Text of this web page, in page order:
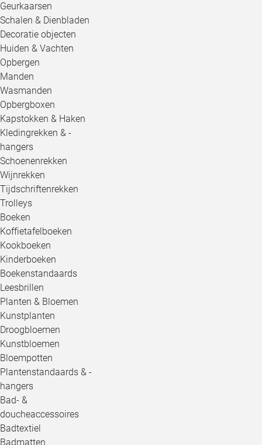
Geurkaarsen
Schalen & Dienbladen
Decoratie objecten
Huiden & Vachten
Opbergen
Manden
Wasmanden
Opbergboxen
Kapstokken & Haken
Kledingrekken & -
hangers
Schoenenrekken
Wijnrekken
Tijdschriftenrekken
Trolleys
Boeken
Koffietafelboeken
Kookboeken
Kinderboeken
Boekenstandaards
Leesbrillen
Planten & Bloemen
Kunstplanten
Droogbloemen
Kunstbloemen
Bloempotten
Plantenstandaards & -
hangers
Bad- &
doucheaccessoires
Badtextiel
Badmatten